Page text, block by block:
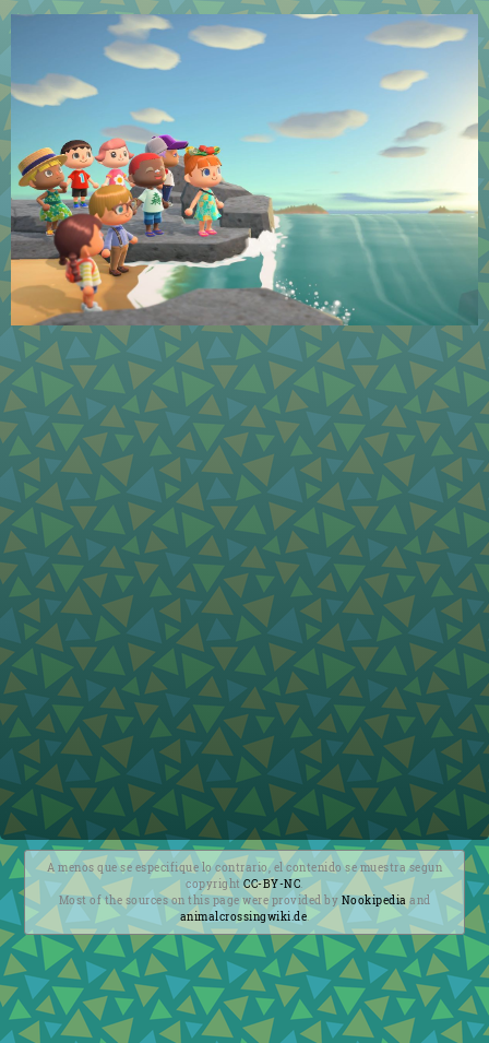
A menos que se especifique lo contrario, el contenido se muestra segun
copyrightCC-BY-NC.
Most of the sources on this page were provided by Nookipedia and
animalcrossingwiki.de.